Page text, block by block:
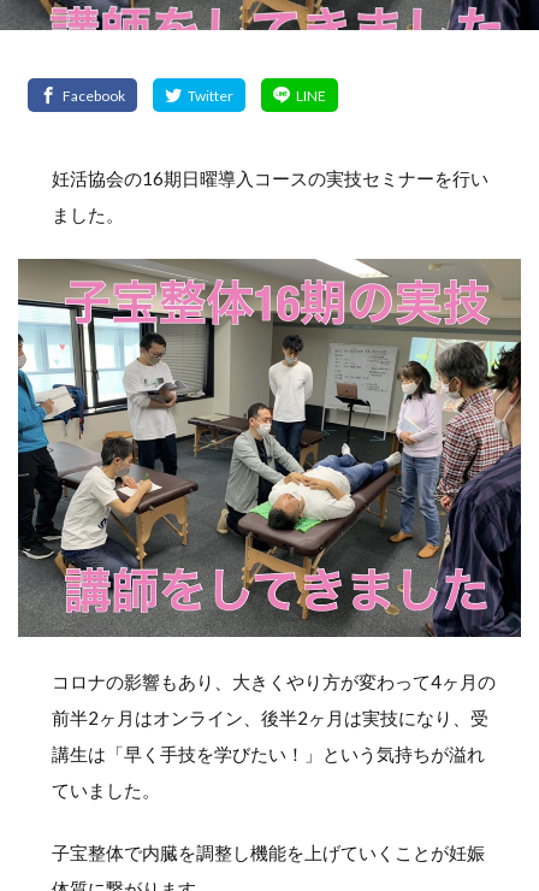
妊活協会の16期日曜導入コースの実技セミナーを行い
ました。
コロナの影響もあり、大きくやり方が変わって4ヶ月の
前半2ヶ月はオンライン、後半2ヶ月は実技になり、受
講生は「早く手技を学びたい！」という気持ちが溢れ
ていました。
子宝整体で内臓を調整し機能を上げていくことが妊娠